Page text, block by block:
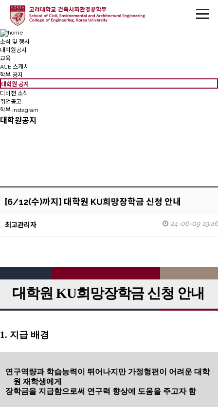
소식 및 행사
대학원공지
교육
ACE 스케치
학부 공지
대학원 공지
디비젼 소식
취업공고
학부 instagram
대학원공지
[6/12(수)까지] 대학원 KU희망장학금 신청 안내
최고관리자 24-06-09 19:46
대학원 KU희망장학금 신청 안내
1. 지급 배경
연구역량과 학습능력이 뛰어나지만 가정형편이 어려운 대학
원 재학생에게
장학금을 지급함으로써 연구력 향상에 도움을 주고자 함